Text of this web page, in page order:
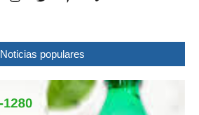
Noticias populares